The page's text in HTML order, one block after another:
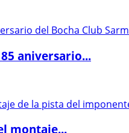
aniversario...
montaje...